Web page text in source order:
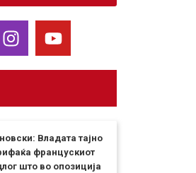
Владата тајно
францускиот
што во опозиција